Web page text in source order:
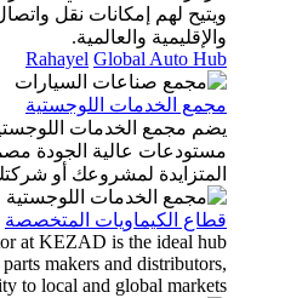
ويتيح لهم إمكانات نقل واتصال
والإقليمية والعالمية.
Rahayel Global Auto Hub
مجمع الخدمات اللوجستية
يضم مجمع الخدمات اللوجستية
مستودعات عالية الجودة مصممة
المتزايدة لمشروعك أو شركتك
قطاع الكيماويات المتخصصة
at KEZAD is the ideal hub
parts makers and distributors,
to local and global markets.